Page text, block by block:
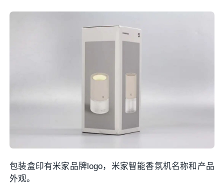
包装盒印有米家品牌logo，米家智能香氛机名称和产品
外观。